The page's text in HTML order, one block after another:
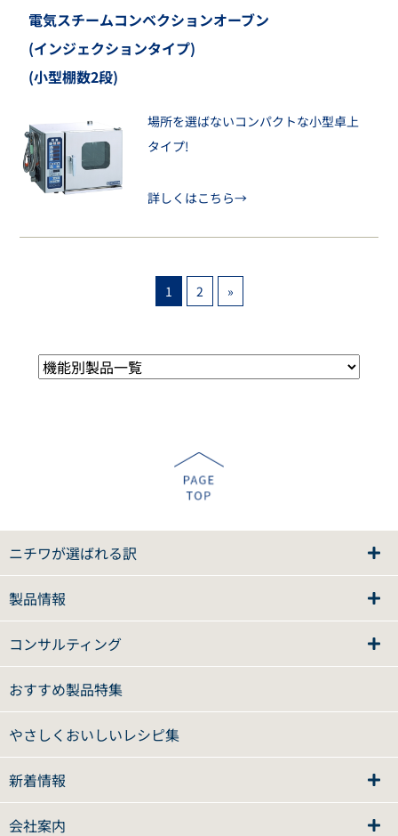
電気スチームコンベクションオーブン
(インジェクションタイプ)
(小型棚数2段)
場所を選ばないコンパクトな小型卓上
タイプ!
詳しくはこちら→
1 2 »
ニチワが選ばれる訳
製品情報
コンサルティング
おすすめ製品特集
やさしくおいしいレシピ集
新着情報
会社案内